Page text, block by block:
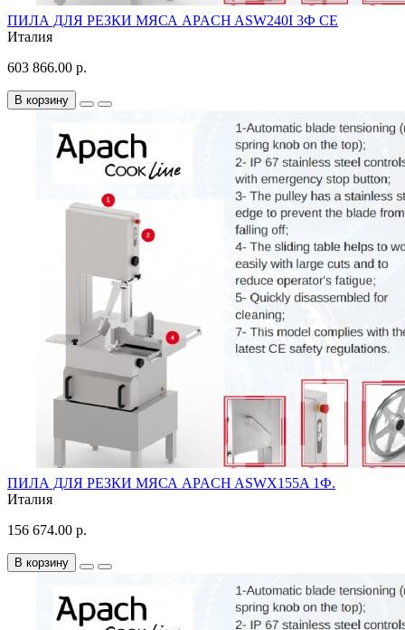
ПИЛА ДЛЯ РЕЗКИ МЯСА APACH ASW240I 3Ф CE
Италия
603 866.00 р.
В корзину
ПИЛА ДЛЯ РЕЗКИ МЯСА APACH ASWX155A 1Ф.
Италия
156 674.00 р.
В корзину